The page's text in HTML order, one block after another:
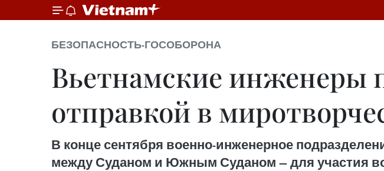
БЕЗОПАСНОСТЬ-ГОСОБОРОНА
Вьетнамские инженеры
отправкой в
В конце сентября военно-инженерное
между Суданом и Южным Суданом — для участия